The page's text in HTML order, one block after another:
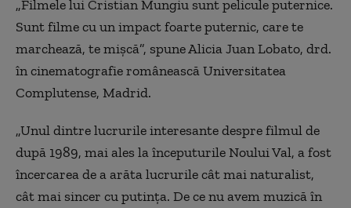
„Filmele lui Cristian Mungiu sunt pelicule puternice.
Sunt filme cu un impact foarte puternic, care te
marchează, te mișcă”, spune Alicia Juan Lobato, drd.
în cinematografie românească Universitatea
Complutense, Madrid.
„Unul dintre lucrurile interesante despre filmul de
după 1989, mai ales la începuturile Noului Val, a fost
încercarea de a arăta lucrurile cât mai naturalist,
cât mai sincer cu putința. De ce nu avem muzică în